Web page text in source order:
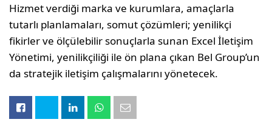
Hizmet verdiği marka ve kurumlara, amaçlarla
tutarlı planlamaları, somut çözümleri; yenilikçi
fikirler ve ölçülebilir sonuçlarla sunan Excel İletişim
Yönetimi, yenilikçiliği ile ön plana çıkan Bel Group’un
da stratejik iletişim çalışmalarını yönetecek.